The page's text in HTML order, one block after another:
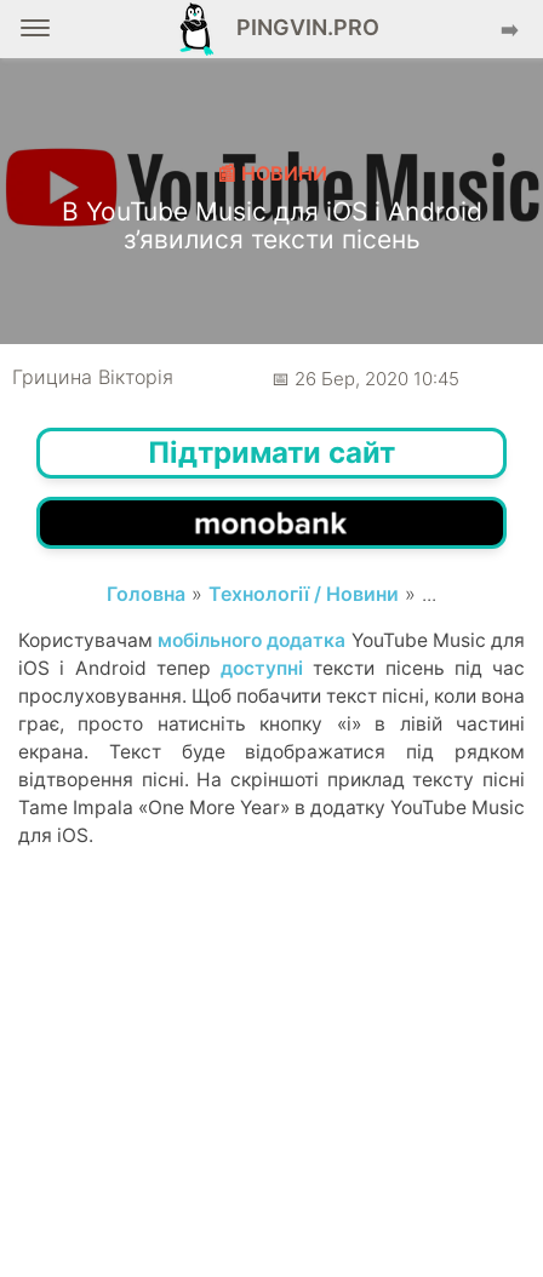
PINGVIN.PRO ➡️
📰 НОВИНИ
В YouTube Music для iOS і Android
з’явилися тексти пісень
Грицина Вікторія 📅 26 Бер, 2020 10:45
Підтримати сайт
Головна » Технології / Новини » ...
Користувачам мобільного додатка YouTube Music для
iOS і Android тепер доступні тексти пісень під час
прослуховування. Щоб побачити текст пісні, коли вона
грає, просто натисніть кнопку «i» в лівій частині
екрана. Текст буде відображатися під рядком
відтворення пісні. На скріншоті приклад тексту пісні
Tame Impala «One More Year» в додатку YouTube Music
для iOS.